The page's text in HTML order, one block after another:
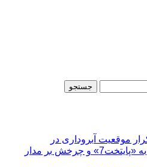
موقعیت آبروداری در
خواستگاری؛ شباهت به «پایتخت7» و چرخش بر مدار